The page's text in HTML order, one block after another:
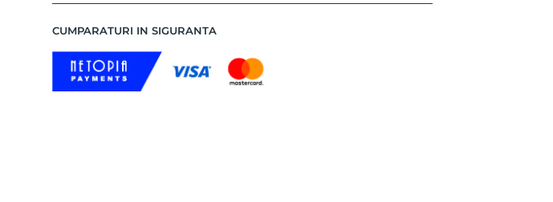
CUMPARATURI IN SIGURANTA